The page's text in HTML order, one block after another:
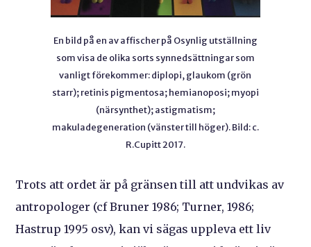
En bild på en av affischer på Osynlig utställning
som visa de olika sorts synnedsättningar som
vanligt förekommer: diplopi, glaukom (grön
starr); retinis pigmentosa; hemianoposi; myopi
(närsynthet); astigmatism;
makuladegeneration (vänster till höger). Bild: c.
R.Cupitt 2017.
Trots att ordet är på gränsen till att undvikas av
antropologer (cf Bruner 1986; Turner, 1986;
Hastrup 1995 osv), kan vi sägas uppleva ett liv